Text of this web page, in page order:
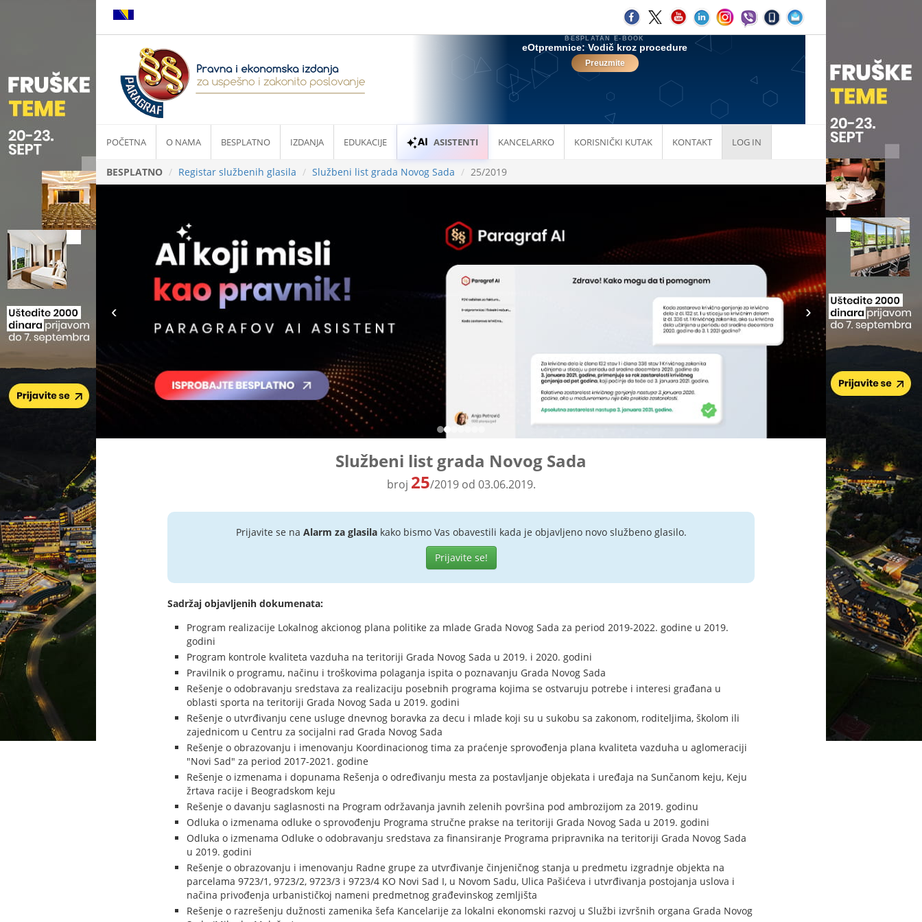
POČETNA O NAMA BESPLATNO IZDANJA EDUKACIJE ASISTENTI KANCELARKO KORISNIČKI KUTAK KONTAKT LOG IN
BESPLATNO Registar službenih glasila Službeni list grada Novog Sada 25/2019
Službeni list grada Novog Sada
broj 25/2019 od 03.06.2019.
Prijavite se na Alarm za glasilakako bismo Vas obavestili kada je objavljeno novo službeno glasilo.
Prijavite se!
Sadržaj objavljenih dokumenata:
Program realizacije Lokalnog akcionog plana politike za mlade Grada Novog Sada za period 2019-2022. godine u 2019.
godini
Program kontrole kvaliteta vazduha na teritoriji Grada Novog Sada u 2019. i 2020. godini
Pravilnik o programu, načinu i troškovima polaganja ispita o poznavanju Grada Novog Sada
Rešenje o odobravanju sredstava za realizaciju posebnih programa kojima se ostvaruju potrebe i interesi građana u
oblasti sporta na teritoriji Grada Novog Sada u 2019. godini
Rešenje o utvrđivanju cene usluge dnevnog boravka za decu i mlade koji su u sukobu sa zakonom, roditeljima, školom ili
zajednicom u Centru za socijalni rad Grada Novog Sada
Rešenje o obrazovanju i imenovanju Koordinacionog tima za praćenje sprovođenja plana kvaliteta vazduha u aglomeraciji
"Novi Sad" za period 2017-2021. godine
Rešenje o izmenama i dopunama Rešenja o određivanju mesta za postavljanje objekata i uređaja na Sunčanom keju, Keju
žrtava racije i Beogradskom keju
Rešenje o davanju saglasnosti na Program održavanja javnih zelenih površina pod ambrozijom za 2019. godinu
Odluka o izmenama odluke o sprovođenju Programa stručne prakse na teritoriji Grada Novog Sada u 2019. godini
Odluka o izmenama Odluke o odobravanju sredstava za finansiranje Programa pripravnika na teritoriji Grada Novog Sada
u 2019. godini
Rešenje o obrazovanju i imenovanju Radne grupe za utvrđivanje činjeničnog stanja u predmetu izgradnje objekta na
parcelama 9723/1, 9723/2, 9723/3 i 9723/4 KO Novi Sad I, u Novom Sadu, Ulica Pašićeva i utvrđivanja postojanja uslova i
načina privođenja urbanističkoj nameni predmetnog građevinskog zemljišta
Rešenje o razrešenju dužnosti zamenika šefa Kancelarije za lokalni ekonomski razvoj u Službi izvršnih organa Grada Novog